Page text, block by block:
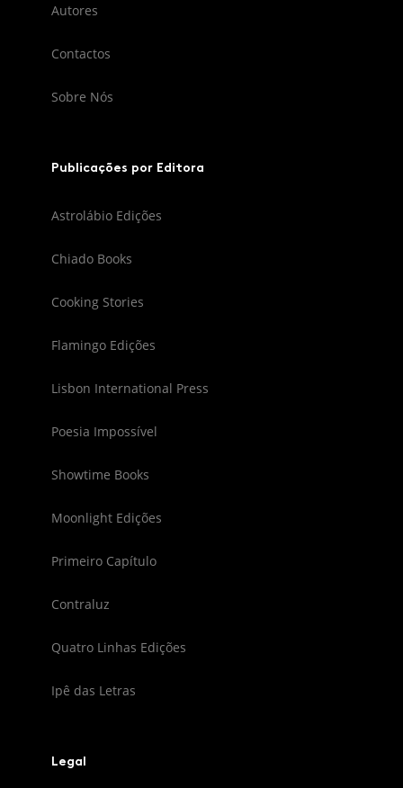
Autores
Contactos
Sobre Nós
Publicações por Editora
Astrolábio Edições
Chiado Books
Cooking Stories
Flamingo Edições
Lisbon International Press
Poesia Impossível
Showtime Books
Moonlight Edições
Primeiro Capítulo
Contraluz
Quatro Linhas Edições
Ipê das Letras
Legal